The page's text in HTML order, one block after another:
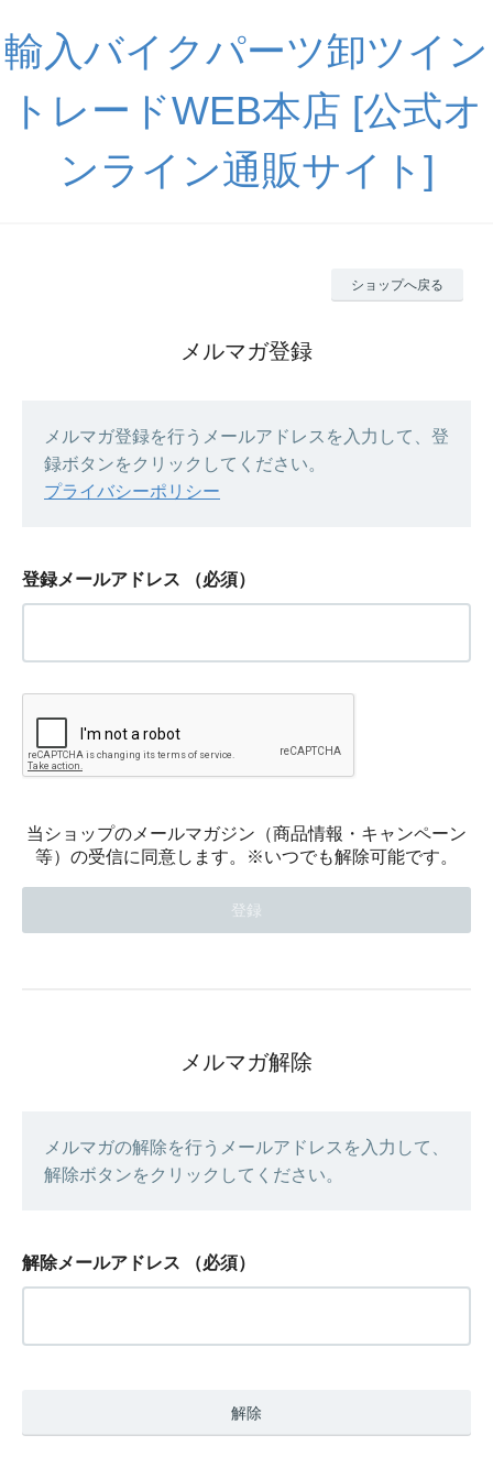
輸入バイクパーツ卸ツイン
トレードWEB本店 [公式オ
ンライン通販サイト]
ショップへ戻る
メルマガ登録
メルマガ登録を行うメールアドレスを入力して、登
録ボタンをクリックしてください。
プライバシーポリシー
登録メールアドレス （必須）
当ショップのメールマガジン（商品情報・キャンペーン
等）の受信に同意します。※いつでも解除可能です。
メルマガ解除
メルマガの解除を行うメールアドレスを入力して、
解除ボタンをクリックしてください。
解除メールアドレス （必須）